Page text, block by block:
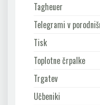
Tagheuer
Telegrami v
Tisk
Toplotne črpalke
Trgatev
Učbeniki